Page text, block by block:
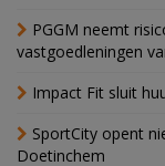
PGGM neemt
vastgoedleningen
Impact Fit sluit
SportCity opent
Doetinchem